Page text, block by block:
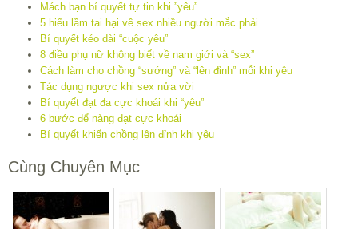
Mách bạn bí quyết tự tin khi ”yêu”
5 hiểu lầm tai hại về sex nhiều người mắc phải
Bí quyết kéo dài “cuộc yêu”
8 điều phụ nữ không biết về nam giới và “sex”
Cách làm cho chồng “sướng” và “lên đỉnh” mỗi khi yêu
Tác dụng ngược khi sex nửa vời
Bí quyết đạt đa cực khoái khi “yêu”
6 bước để nàng đạt cực khoái
Bí quyết khiến chồng lên đỉnh khi yêu
Cùng Chuyên Mục